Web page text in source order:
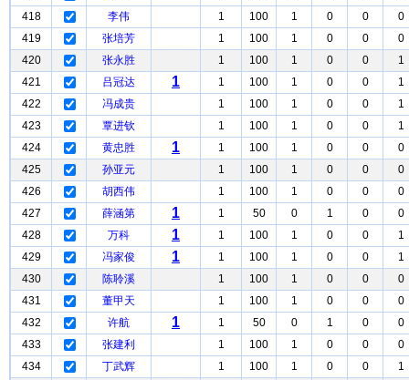
418
李伟 1 100 1 0 0
0
419
张培芳 1 100 1 0 0
0
420
张永胜 1 100 1 0 0
1
421
吕冠达 1 1 100 1 0 0
1
422
冯成贵 1 100 1 0 0
1
423
覃进钦 1 100 1 0 0
1
424
黄忠胜 1 1 100 1 0 0
0
425
孙亚元 1 100 1 0 0
0
426
胡西伟 1 100 1 0 0
0
427
薛涵第 1 1 50 0 1 0
0
428
万科 1 1 100 1 0 0
1
429
冯家俊 1 1 100 1 0 0
1
430
陈聆溪 1 100 1 0 0
0
431
董甲天 1 100 1 0 0
0
432
许航 1 1 50 0 1 0
0
433
张建利 1 100 1 0 0
0
434
丁武辉 1 100 1 0 0 1